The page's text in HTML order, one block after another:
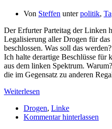
Von Steffen unterpolitik,
Der Erfurter Parteitag der Linken
Legalisierung aller Drogen für das
beschlossen. Was soll das
Ich halte derartige Beschlüsse für
aus dem linken Spektrum.
die im Gegensatz zu anderen
Weiterlesen
Drogen, Linke
Kommentar hinterlassen